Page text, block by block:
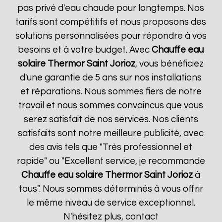
pas privé d'eau chaude pour longtemps. Nos
tarifs sont compétitifs et nous proposons des
solutions personnalisées pour répondre à vos
besoins et à votre budget. AvecChauffe eau
solaire Thermor Saint Jorioz, vous bénéficiez
d'une garantie de 5 ans sur nos installations
et réparations. Nous sommes fiers de notre
travail et nous sommes convaincus que vous
serez satisfait de nos services. Nos clients
satisfaits sont notre meilleure publicité, avec
des avis tels que "Très professionnel et
rapide" ou "Excellent service, je recommande
Chauffe eau solaire Thermor Saint Jorioz à
tous". Nous sommes déterminés à vous offrir
le même niveau de service exceptionnel.
N'hésitez plus, contact